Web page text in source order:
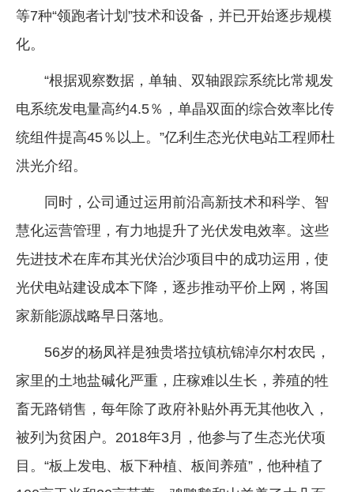
等7种“领跑者计划”技术和设备，并已开始逐步规模
化。
“根据观察数据，单轴、双轴跟踪系统比常规发
电系统发电量高约4.5％，单晶双面的综合效率比传
统组件提高45％以上。”亿利生态光伏电站工程师杜
洪光介绍。
同时，公司通过运用前沿高新技术和科学、智
慧化运营管理，有力地提升了光伏发电效率。这些
先进技术在库布其光伏治沙项目中的成功运用，使
光伏电站建设成本下降，逐步推动平价上网，将国
家新能源战略早日落地。
56岁的杨凤祥是独贵塔拉镇杭锦淖尔村农民，
家里的土地盐碱化严重，庄稼难以生长，养殖的牲
畜无路销售，每年除了政府补贴外再无其他收入，
被列为贫困户。2018年3月，他参与了生态光伏项
目。“板上发电、板下种植、板间养殖”，他种植了